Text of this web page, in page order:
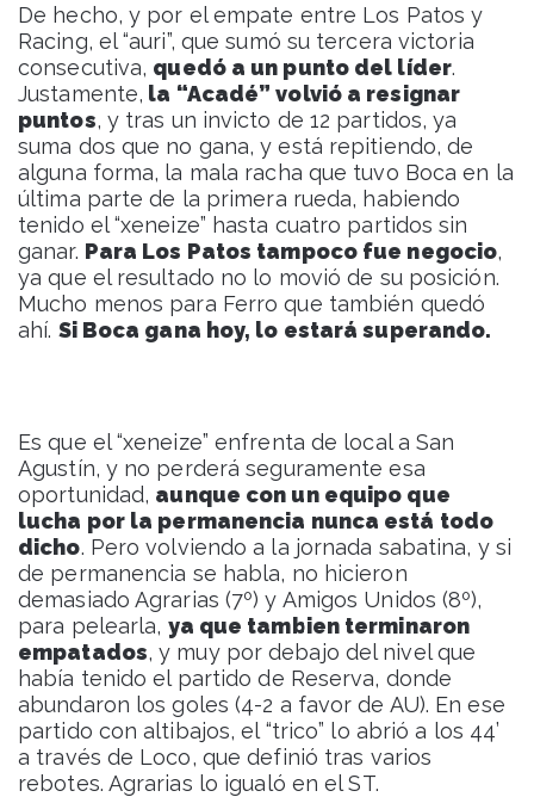
De hecho, y por el empate entre Los Patos y
Racing, el “auri”, que sumó su tercera victoria
consecutiva, quedó a un punto del líder.
Justamente, la “Acadé” volvió a resignar
puntos, y tras un invicto de 12 partidos, ya
suma dos que no gana, y está repitiendo, de
alguna forma, la mala racha que tuvo Boca en la
última parte de la primera rueda, habiendo
tenido el “xeneize” hasta cuatro partidos sin
ganar. Para Los Patos tampoco fue negocio,
ya que el resultado no lo movió de su posición.
Mucho menos para Ferro que también quedó
ahí. Si Boca gana hoy, lo estará superando.
Es que el “xeneize” enfrenta de local a San
Agustín, y no perderá seguramente esa
oportunidad, aunque con un equipo que
lucha por la permanencia nunca está todo
dicho. Pero volviendo a la jornada sabatina, y si
de permanencia se habla, no hicieron
demasiado Agrarias (7º) y Amigos Unidos (8º),
para pelearla, ya que tambien terminaron
empatados, y muy por debajo del nivel que
había tenido el partido de Reserva, donde
abundaron los goles (4-2 a favor de AU). En ese
partido con altibajos, el “trico” lo abrió a los 44’
a través de Loco, que definió tras varios
rebotes. Agrarias lo igualó en el ST.